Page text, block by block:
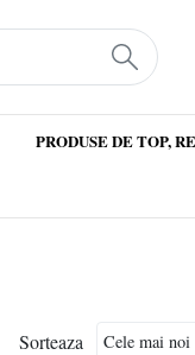
PRODUSE DE TOP,
Sorteaza